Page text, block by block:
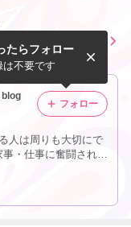
綺麗にしてもらうこ
♡
blog
人は周りも大切にで
・仕事に奮闘されて
を送れるように導く
たらフォロー
は不要です
フォロー